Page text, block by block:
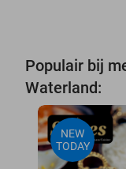
Populair bij
Waterland:
NEW
TODAY